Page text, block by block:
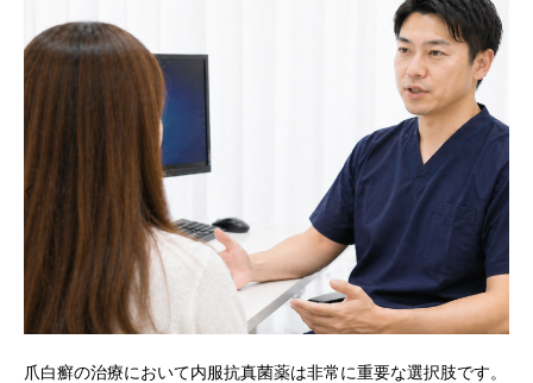
爪白癬の治療において内服抗真菌薬は非常に重要な選択肢です。